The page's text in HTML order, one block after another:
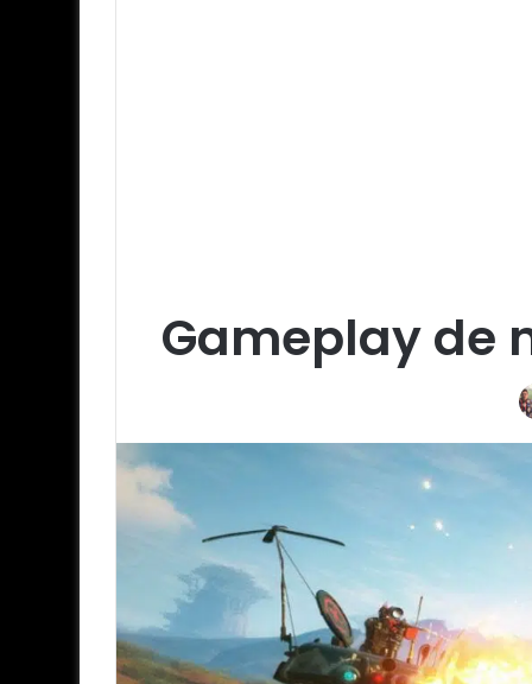
Gameplay de